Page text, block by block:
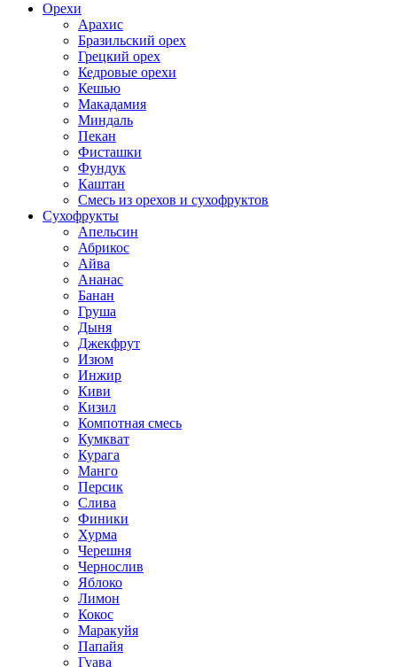
Орехи
Арахис
Бразильский орех
Грецкий орех
Кедровые орехи
Кешью
Макадамия
Миндаль
Пекан
Фисташки
Фундук
Каштан
Смесь из орехов и сухофруктов
Сухофрукты
Апельсин
Абрикос
Айва
Ананас
Банан
Груша
Дыня
Джекфрут
Изюм
Инжир
Киви
Кизил
Компотная смесь
Кумкват
Курага
Манго
Персик
Слива
Финики
Хурма
Черешня
Чернослив
Яблоко
Лимон
Кокос
Маракуйя
Папайя
Гуава